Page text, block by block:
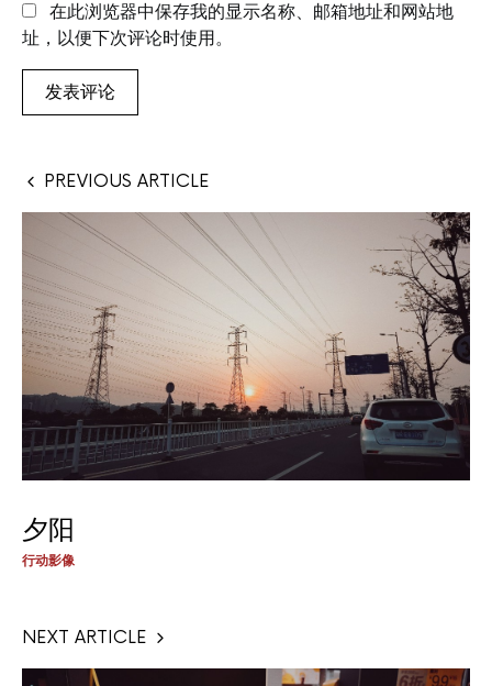
在此浏览器中保存我的显示名称、邮箱地址和网站地
址，以便下次评论时使用。
PREVIOUS ARTICLE
夕阳
行动影像
NEXT ARTICLE